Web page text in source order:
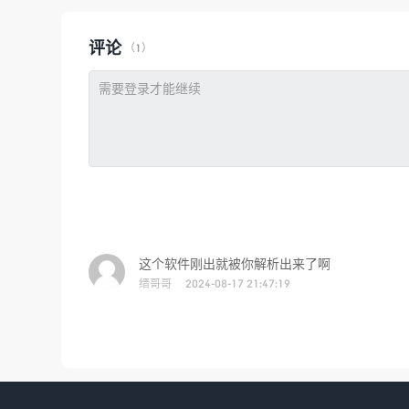
评论（1）
这个软件刚出就被你解析出来了啊
缙哥哥 2024-08-17 21:47:19